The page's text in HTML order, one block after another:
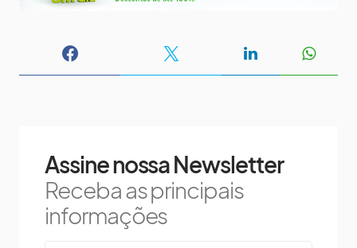
Assine nossa Newsletter
Receba as principais
informações